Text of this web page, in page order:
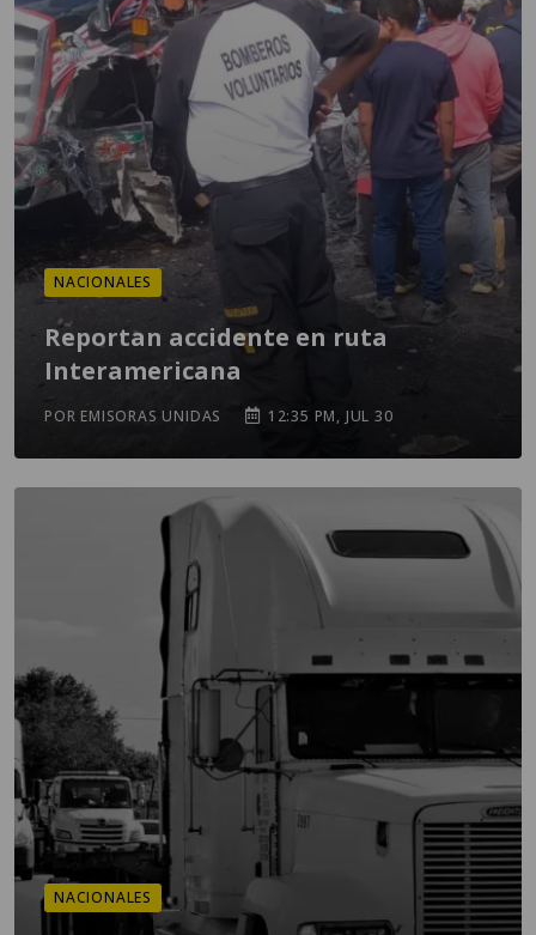
NACIONALES
Reportan accidente en ruta
Interamericana
POR EMISORAS UNIDAS 12:35 PM, JUL 30
NACIONALES